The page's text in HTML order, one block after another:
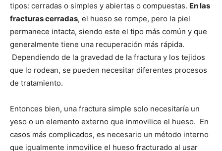
tipos: cerradas o simples y abiertas o compuestas. En las
fracturas cerradas, el hueso se rompe, pero la piel
permanece intacta, siendo este el tipo más común y que
generalmente tiene una recuperación más rápida.
Dependiendo de la gravedad de la fractura y los tejidos
que lo rodean, se pueden necesitar diferentes procesos
de tratamiento.
Entonces bien, una fractura simple solo necesitaría un
yeso o un elemento externo que inmovilice el hueso. En
casos más complicados, es necesario un método interno
que igualmente inmovilice el hueso fracturado al usar